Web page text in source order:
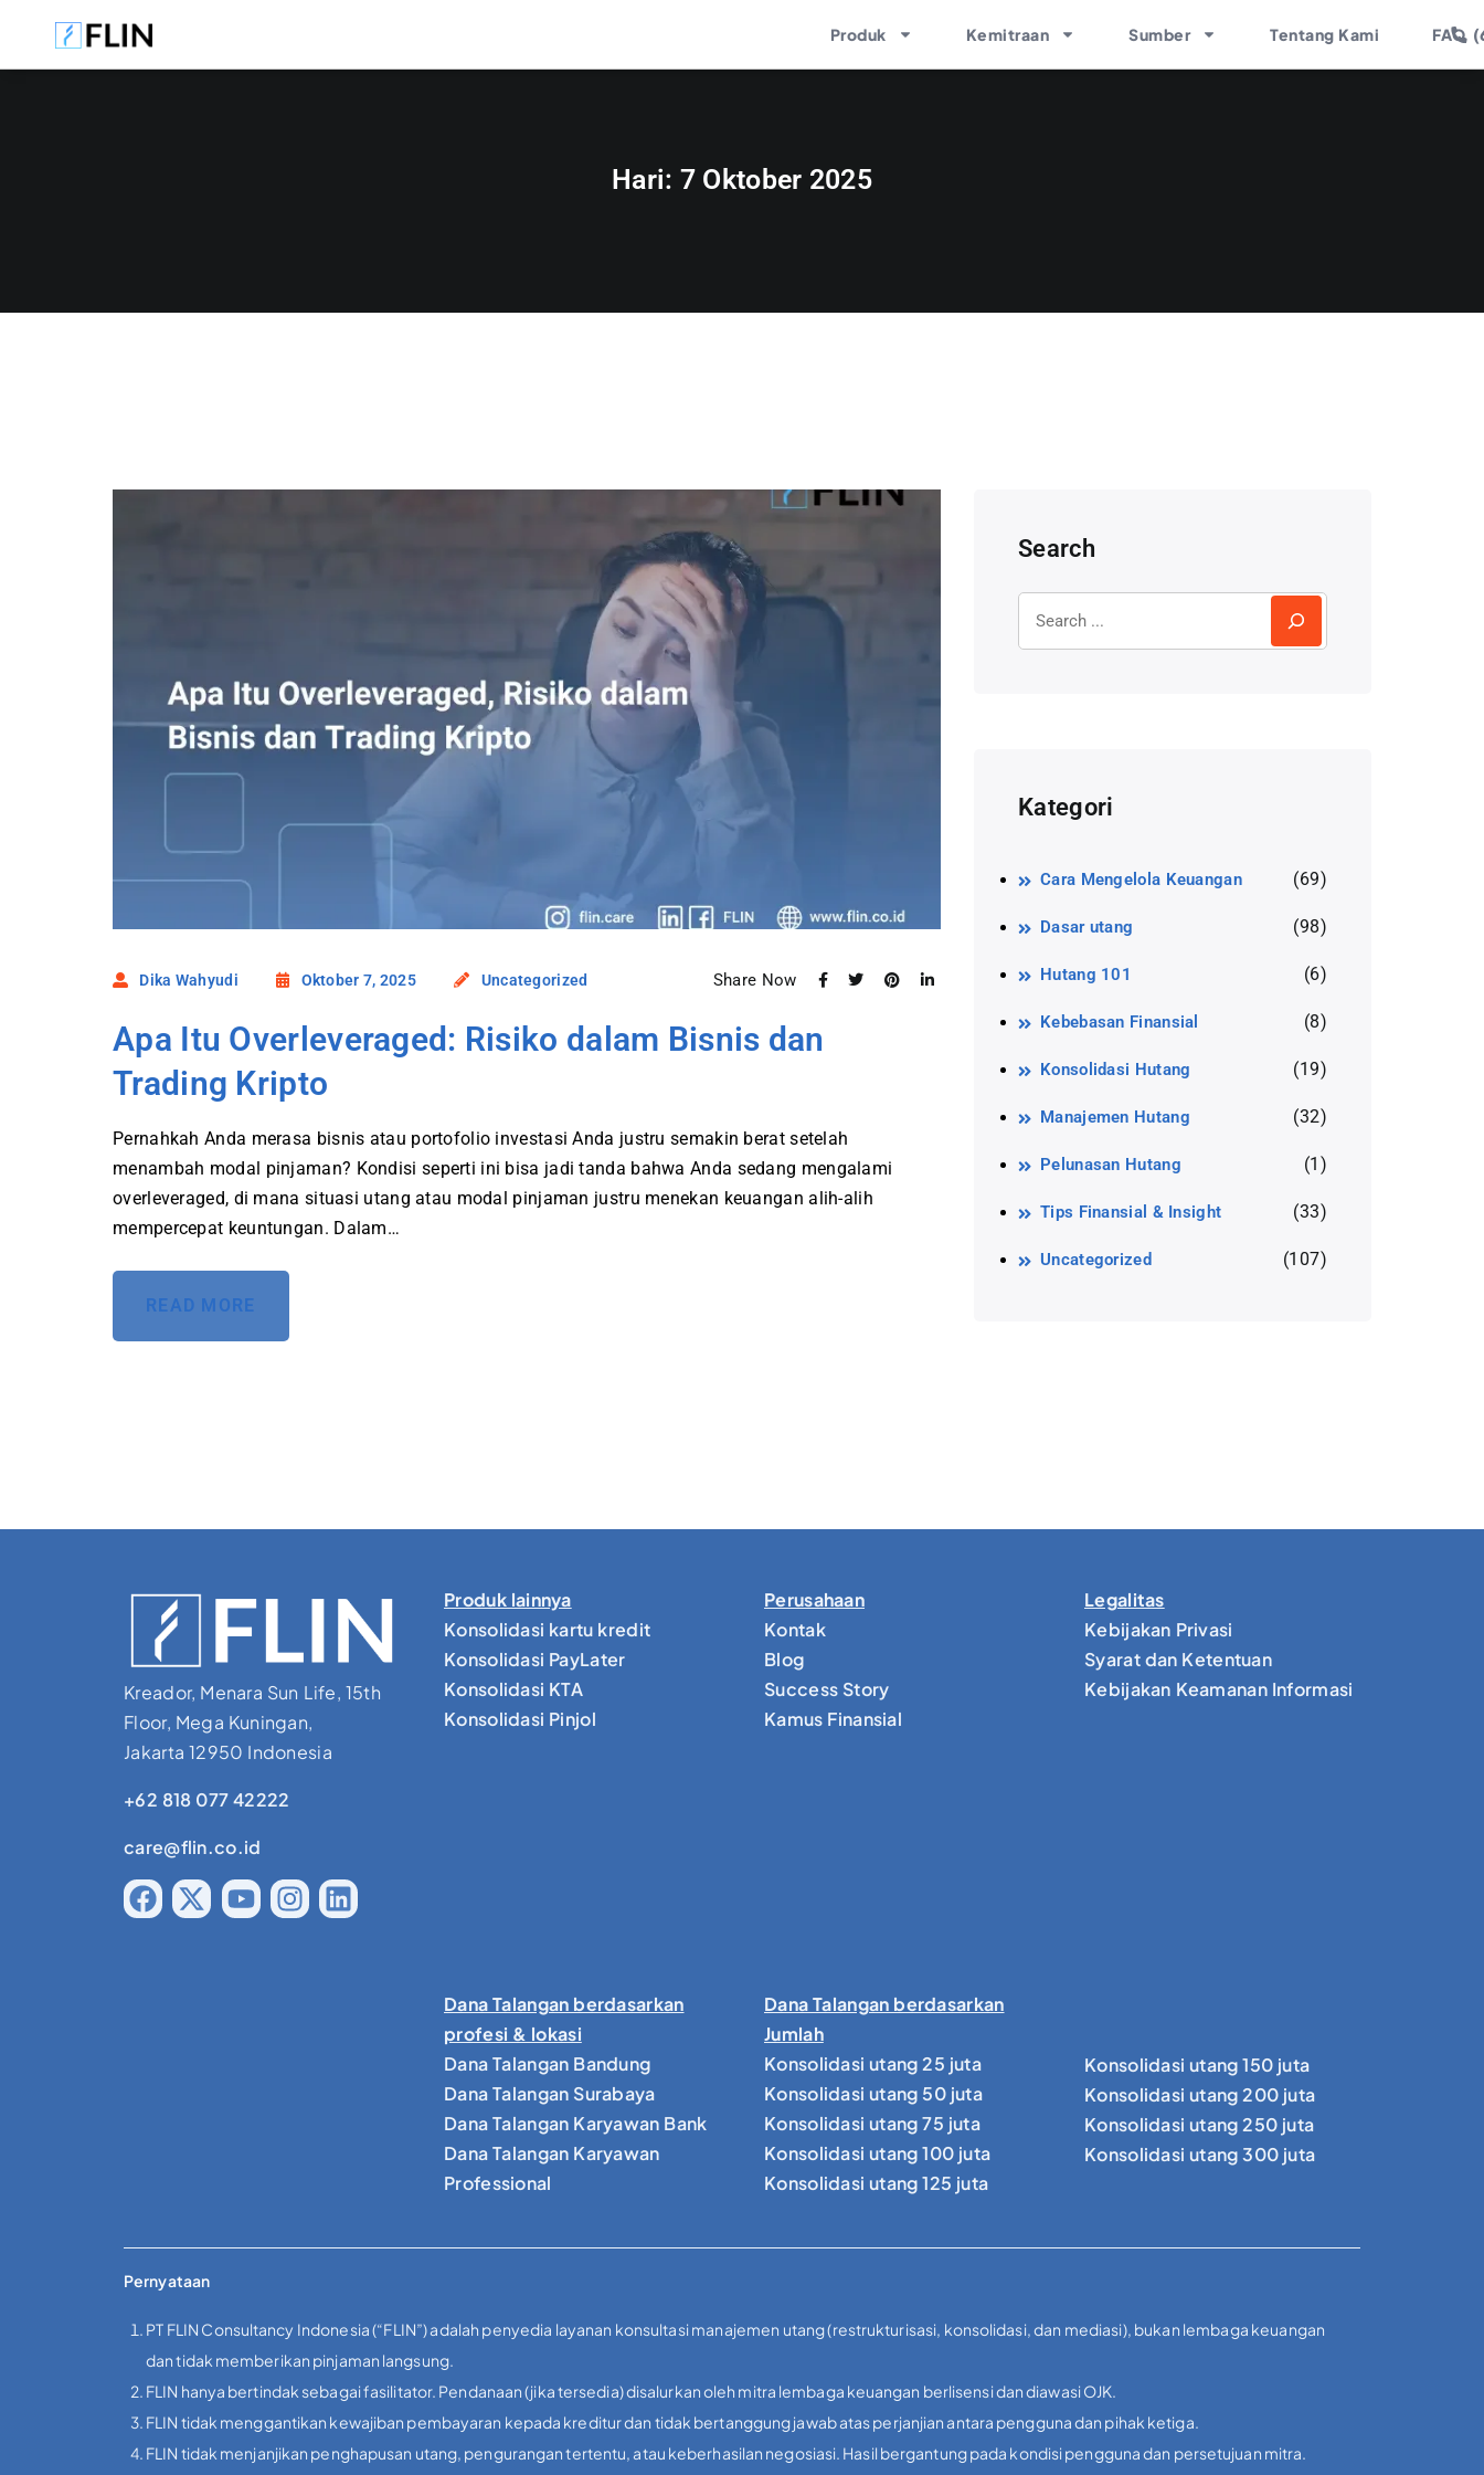
Produk Kemitraan Sumber Tentang Kami FAQ
Hari: 7 Oktober 2025
Dika Wahyudi Oktober 7, 2025 Uncategorized Share Now
Apa Itu Overleveraged: Risiko dalam Bisnis dan
Trading Kripto
Pernahkah Anda merasa bisnis atau portofolio investasi Anda justru semakin berat setelah
menambah modal pinjaman? Kondisi seperti ini bisa jadi tanda bahwa Anda sedang mengalami
overleveraged, di mana situasi utang atau modal pinjaman justru menekan keuangan alih-alih
mempercepat keuntungan. Dalam…
READ MORE
Search
Kategori
Cara Mengelola Keuangan (69)
Dasar utang (98)
Hutang 101 (6)
Kebebasan Finansial (8)
Konsolidasi Hutang (19)
Manajemen Hutang (32)
Pelunasan Hutang (1)
Tips Finansial & Insight (33)
Uncategorized (107)
Kreador, Menara Sun Life, 15th
Floor, Mega Kuningan,
Jakarta 12950 Indonesia
+62 818 077 42222
care@flin.co.id
Produk lainnya
Konsolidasi kartu kredit
Konsolidasi PayLater
Konsolidasi KTA
Konsolidasi Pinjol
Perusahaan
Kontak
Blog
Success Story
Kamus Finansial
Legalitas
Kebijakan Privasi
Syarat dan Ketentuan
Kebijakan Keamanan Informasi
Dana Talangan berdasarkan
profesi & lokasi
Dana Talangan Bandung
Dana Talangan Surabaya
Dana Talangan Karyawan Bank
Dana Talangan Karyawan
Professional
Dana Talangan berdasarkan
Jumlah
Konsolidasi utang 25 juta
Konsolidasi utang 50 juta
Konsolidasi utang 75 juta
Konsolidasi utang 100 juta
Konsolidasi utang 125 juta
Konsolidasi utang 150 juta
Konsolidasi utang 200 juta
Konsolidasi utang 250 juta
Konsolidasi utang 300 juta
Pernyataan
PT FLIN Consultancy Indonesia (“FLIN”) adalah penyedia layanan konsultasi manajemen utang (restrukturisasi, konsolidasi, dan mediasi), bukan lembaga keuangan
dan tidak memberikan pinjaman langsung.
FLIN hanya bertindak sebagai fasilitator. Pendanaan (jika tersedia) disalurkan oleh mitra lembaga keuangan berlisensi dan diawasi OJK.
FLIN tidak menggantikan kewajiban pembayaran kepada kreditur dan tidak bertanggung jawab atas perjanjian antara pengguna dan pihak ketiga.
FLIN tidak menjanjikan penghapusan utang, pengurangan tertentu, atau keberhasilan negosiasi. Hasil bergantung pada kondisi pengguna dan persetujuan mitra.